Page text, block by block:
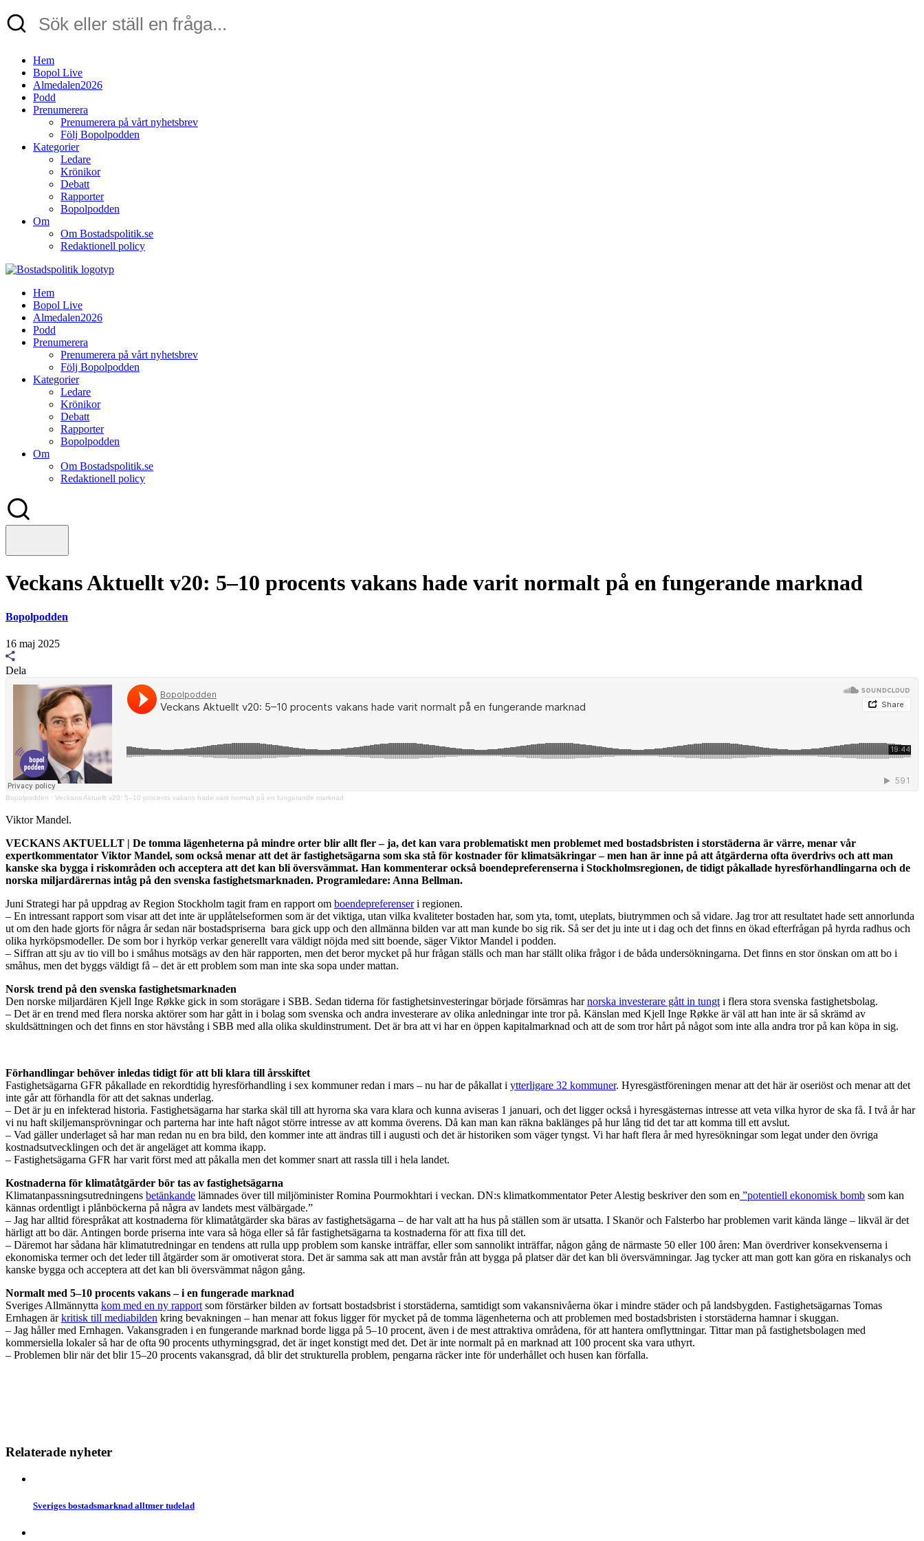
Hem
Bopol Live
Almedalen2026
Podd
Prenumerera
Prenumerera på vårt nyhetsbrev
Följ Bopolpodden
Kategorier
Ledare
Krönikor
Debatt
Rapporter
Bopolpodden
Om
Om Bostadspolitik.se
Redaktionell policy
Hem
Bopol Live
Almedalen2026
Podd
Prenumerera
Prenumerera på vårt nyhetsbrev
Följ Bopolpodden
Kategorier
Ledare
Krönikor
Debatt
Rapporter
Bopolpodden
Om
Om Bostadspolitik.se
Redaktionell policy
Veckans Aktuellt v20: 5–10 procents vakans hade varit normalt på en fungerande marknad
Bopolpodden
16 maj 2025
Dela
Bopolpodden · Veckans Aktuellt v20: 5–10 procents vakans hade varit normalt på en fungerande marknad
Viktor Mandel.
VECKANS AKTUELLT | De tomma lägenheterna på mindre orter blir allt fler – ja, det kan vara problematiskt men problemet med bostadsbristen i storstäderna är värre, menar vår
expertkommentator Viktor Mandel, som också menar att det är fastighetsägarna som ska stå för kostnader för klimatsäkringar – men han är inne på att åtgärderna ofta överdrivs och att man
kanske ska bygga i riskområden och acceptera att det kan bli översvämmat. Han kommenterar också boendepreferenserna i Stockholmsregionen, de tidigt påkallade hyresförhandlingarna och de
norska miljardärernas intåg på den svenska fastighetsmarknaden. Programledare: Anna Bellman.
Juni Strategi har på uppdrag av Region Stockholm tagit fram en rapport om boendepreferenseri regionen.
– En intressant rapport som visar att det inte är upplåtelseformen som är det viktiga, utan vilka kvaliteter bostaden har, som yta, tomt, uteplats, biutrymmen och så vidare. Jag tror att resultatet hade sett annorlunda
ut om den hade gjorts för några år sedan när bostadspriserna bara gick upp och den allmänna bilden var att man kunde bo sig rik. Så ser det ju inte ut i dag och det finns en ökad efterfrågan på hyrda radhus och
olika hyrköpsmodeller. De som bor i hyrköp verkar generellt vara väldigt nöjda med sitt boende, säger Viktor Mandel i podden.
– Siffran att sju av tio vill bo i småhus motsägs av den här rapporten, men det beror mycket på hur frågan ställs och man har ställt olika frågor i de båda undersökningarna. Det finns en stor önskan om att bo i
småhus, men det byggs väldigt få – det är ett problem som man inte ska sopa under mattan.
Norsk trend på den svenska fastighetsmarknaden
Den norske miljardären Kjell Inge Røkke gick in som storägare i SBB. Sedan tiderna för fastighetsinvesteringar började försämras harnorska investerare gått in tungt i flera stora svenska fastighetsbolag.
– Det är en trend med flera norska aktörer som har gått in i bolag som svenska och andra investerare av olika anledningar inte tror på. Känslan med Kjell Inge Røkke är väl att han inte är så skrämd av
skuldsättningen och det finns en stor hävstång i SBB med alla olika skuldinstrument. Det är bra att vi har en öppen kapitalmarknad och att de som tror hårt på något som inte alla andra tror på kan köpa in sig.
Förhandlingar behöver inledas tidigt för att bli klara till årsskiftet
Fastighetsägarna GFR påkallade en rekordtidig hyresförhandling i sex kommuner redan i mars – nu har de påkallat i ytterligare 32 kommuner. Hyresgästföreningen menar att det här är oseriöst och menar att det
inte går att förhandla för att det saknas underlag.
– Det är ju en infekterad historia. Fastighetsägarna har starka skäl till att hyrorna ska vara klara och kunna aviseras 1 januari, och det ligger också i hyresgästernas intresse att veta vilka hyror de ska få. I två år har
vi nu haft skiljemansprövningar och parterna har inte haft något större intresse av att komma överens. Då kan man kan räkna baklänges på hur lång tid det tar att komma till ett avslut.
– Vad gäller underlaget så har man redan nu en bra bild, den kommer inte att ändras till i augusti och det är historiken som väger tyngst. Vi har haft flera år med hyresökningar som legat under den övriga
kostnadsutvecklingen och det är angeläget att komma ikapp.
– Fastighetsägarna GFR har varit först med att påkalla men det kommer snart att rassla till i hela landet.
Kostnaderna för klimatåtgärder bör tas av fastighetsägarna
Klimatanpassningsutredningens betänkande lämnades över till miljöminister Romina Pourmokhtari i veckan. DN:s klimatkommentator Peter Alestig beskriver den som en ”potentiell ekonomisk bomb som kan
kännas ordentligt i plånböckerna på några av landets mest välbärgade.”
– Jag har alltid förespråkat att kostnaderna för klimatåtgärder ska bäras av fastighetsägarna – de har valt att ha hus på ställen som är utsatta. I Skanör och Falsterbo har problemen varit kända länge – likväl är det
härligt att bo där. Antingen borde priserna inte vara så höga eller så får fastighetsägarna ta kostnaderna för att fixa till det.
– Däremot har sådana här klimatutredningar en tendens att rulla upp problem som kanske inträffar, eller som sannolikt inträffar, någon gång de närmaste 50 eller 100 åren: Man överdriver konsekvenserna i
ekonomiska termer och det leder till åtgärder som är omotiverat stora. Det är samma sak att man avstår från att bygga på platser där det kan bli översvämningar. Jag tycker att man gott kan göra en riskanalys och
kanske bygga och acceptera att det kan bli översvämmat någon gång.
Normalt med 5–10 procents vakans – i en fungerade marknad
Sveriges Allmännytta kom med en ny rapport som förstärker bilden av fortsatt bostadsbrist i storstäderna, samtidigt som vakansnivåerna ökar i mindre städer och på landsbygden. Fastighetsägarnas Tomas
Ernhagen ärkritisk till mediabilden kring bevakningen – han menar att fokus ligger för mycket på de tomma lägenheterna och att problemen med bostadsbristen i storstäderna hamnar i skuggan.
– Jag håller med Ernhagen. Vakansgraden i en fungerande marknad borde ligga på 5–10 procent, även i de mest attraktiva områdena, för att hantera omflyttningar. Tittar man på fastighetsbolagen med
kommersiella lokaler så har de ofta 90 procents uthyrningsgrad, det är inget konstigt med det. Det är inte normalt på en marknad att 100 procent ska vara uthyrt.
– Problemen blir när det blir 15–20 procents vakansgrad, då blir det strukturella problem, pengarna räcker inte för underhållet och husen kan förfalla.
Relaterade nyheter
Sveriges bostadsmarknad alltmer tudelad